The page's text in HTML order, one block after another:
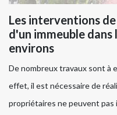
Les interventions
d'un immeuble dans
environs
De nombreux travaux sont à
effet, il est nécessaire de
propriétaires ne peuvent pas